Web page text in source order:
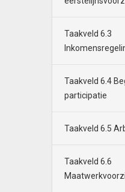
Taakveld 6.3
Taakveld 6.4
participatie
Taakveld 6.5
Taakveld 6.6